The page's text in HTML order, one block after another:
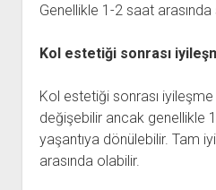
Genellikle 1-2 saat arasında
Kol estetiği sonrası
Kol estetiği sonrası
değişebilir ancak genellikle
yaşantıya dönülebilir. Tam
arasında olabilir.